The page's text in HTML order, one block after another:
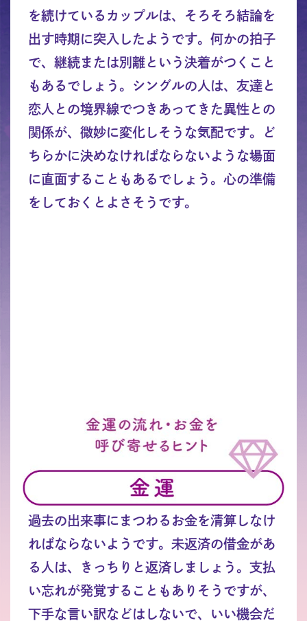
を続けているカップルは、そろそろ結論を
出す時期に突入したようです。何かの拍子
で、継続または別離という決着がつくこと
もあるでしょう。シングルの人は、友達と
恋人との境界線でつきあってきた異性との
関係が、微妙に変化しそうな気配です。ど
ちらかに決めなければならないような場面
に直面することもあるでしょう。心の準備
をしておくとよさそうです。
過去の出来事にまつわるお金を清算しなけ
ればならないようです。未返済の借金があ
る人は、きっちりと返済しましょう。支払
い忘れが発覚することもありそうですが、
下手な言い訳などはしないで、いい機会だ